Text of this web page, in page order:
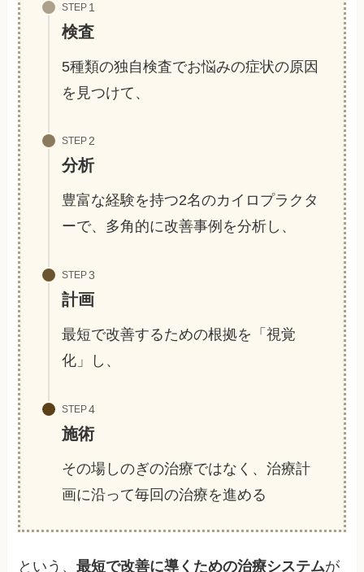
STEP
検査
5種類の独自検査でお悩みの症状の原因
を見つけて、
STEP
分析
豊富な経験を持つ2名のカイロプラクタ
ーで、多角的に改善事例を分析し、
STEP
計画
最短で改善するための根拠を「視覚
化」し、
STEP
施術
その場しのぎの治療ではなく、治療計
画に沿って毎回の治療を進める
という、最短で改善に導くための治療システムが